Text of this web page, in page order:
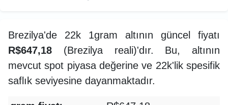
Brezilya'de 22k 1gram altının güncel fiyatı
R$647,18 (Brezilya reali)'dır. Bu, altının
mevcut spot piyasa değerine ve 22k'lik spesifik
saflık seviyesine dayanmaktadır.